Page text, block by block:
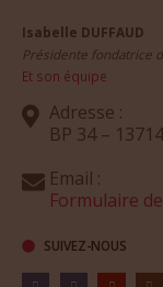
Isabelle DUFFAUD
Présidente fondatrice
Et son équipe
Adresse :
BP 34 –
Email :
Formulaire
SUIVEZ-NOUS